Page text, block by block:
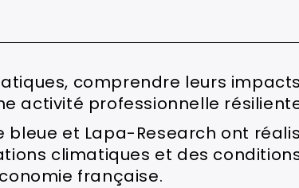
comprendre leurs
activité professionnelle
bleue et Lapa-Research ont
climatiques et des
française.